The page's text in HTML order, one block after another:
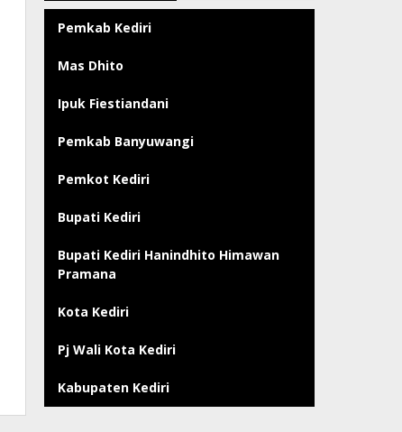
Pemkab Kediri
Mas Dhito
Ipuk Fiestiandani
Pemkab Banyuwangi
Pemkot Kediri
Bupati Kediri
Bupati Kediri Hanindhito Himawan
Pramana
Kota Kediri
Pj Wali Kota Kediri
Kabupaten Kediri